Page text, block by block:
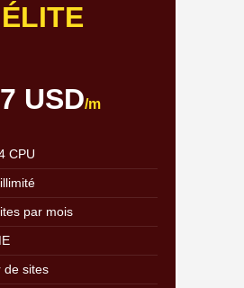
ÉLITE
USD/m
CPU
par mois
de sites